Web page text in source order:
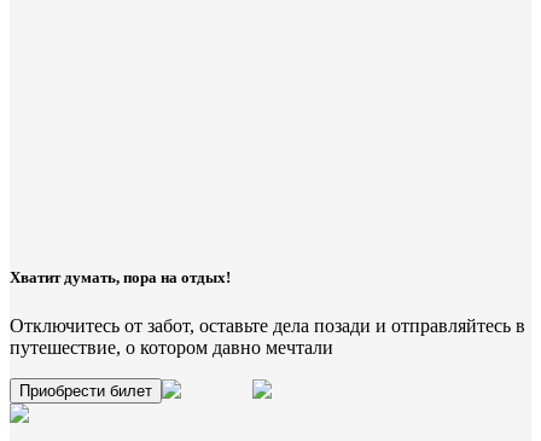
Хватит думать, пора на отдых!
Отключитесь от забот, оставьте дела позади и отправляйтесь в
путешествие, о котором давно мечтали
Приобрести билет